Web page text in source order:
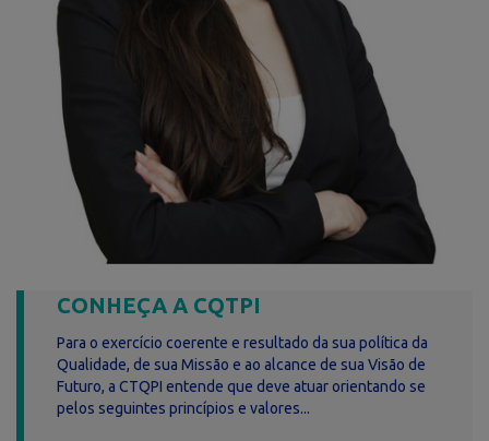
CONHEÇA A CQTPI
Para o exercício coerente e resultado da sua política da
Qualidade, de sua Missão e ao alcance de sua Visão de
Futuro, a CTQPI entende que deve atuar orientando se
pelos seguintes princípios e valores...